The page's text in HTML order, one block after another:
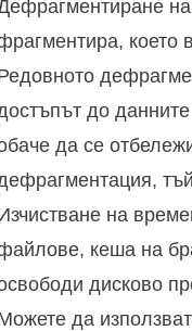
което
до
да се
на
кеша на
дисково
да